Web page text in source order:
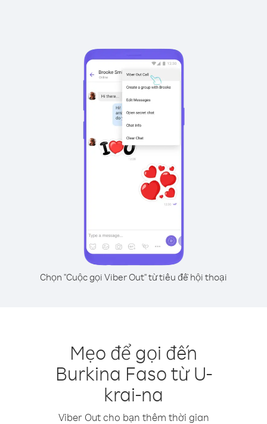
Chọn "Cuộc gọi Viber Out" từ tiêu đề hội thoại
Mẹo để gọi đến
Burkina Faso từ U-
krai-na
Viber Out cho bạn thêm thời gian